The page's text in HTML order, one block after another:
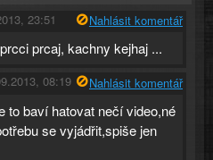
23:51 Nahlásit komentář
prcaj, kachny kejhaj ...
08:19 Nahlásit komentář
to baví hatovat nečí video,né
se vyjádřit,spiše jen